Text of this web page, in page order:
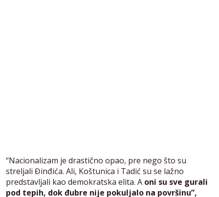
“Nacionalizam je drastično opao, pre nego što su
streljali Đinđića. Ali, Koštunica i Tadić su se lažno
predstavljali kao demokratska elita. A oni su sve gurali
pod tepih, dok đubre nije pokuljalo na površinu”,